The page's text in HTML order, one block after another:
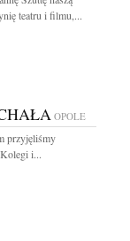
teatru i filmu,...
OPOLE
przyjęliśmy
i...